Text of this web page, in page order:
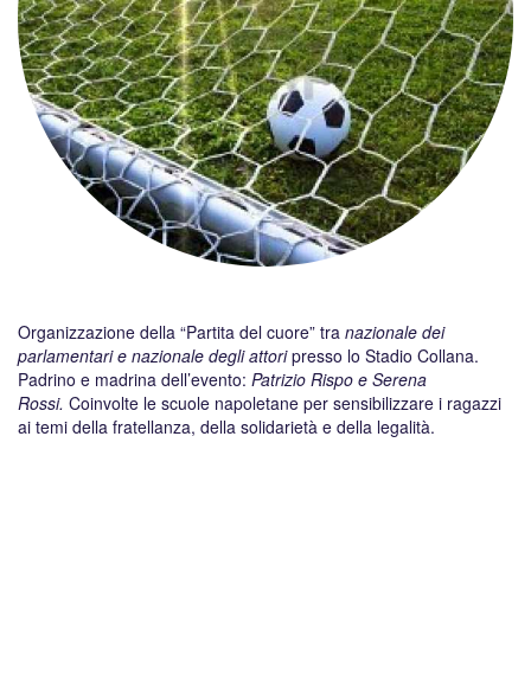
Organizzazione della “Partita del cuore” tra nazionale dei
parlamentari e nazionale degli attoripresso lo Stadio Collana.
Padrino e madrina dell’evento: Patrizio Rispo e Serena
Rossi. Coinvolte le scuole napoletane per sensibilizzare i ragazzi
ai temi della fratellanza, della solidarietà e della legalità.